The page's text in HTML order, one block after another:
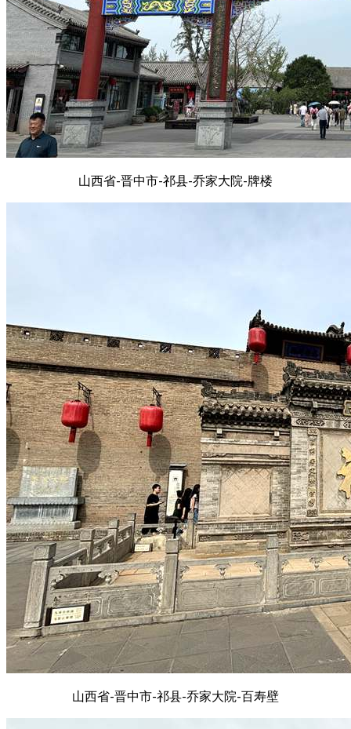
山西省-晋中市-祁县-乔家大院-牌楼
山西省-晋中市-祁县-乔家大院-百寿壁